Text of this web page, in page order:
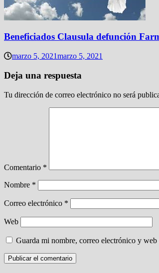
Beneficiados Clausula defunción
marzo 5, 2021marzo 5, 2021
Deja una respuesta
Tu dirección de correo electrónico no será
Comentario *
Nombre *
Correo electrónico *
Web
Guarda mi nombre, correo electrónico y